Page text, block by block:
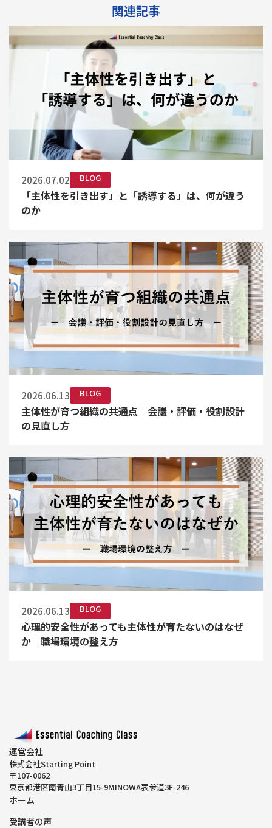
関連記事
2026.07.02 BLOG
「主体性を引き出す」と「誘導する」は、何が違う
のか
2026.06.13 BLOG
主体性が育つ組織の共通点｜会議・評価・役割設計
の見直し方
2026.06.13 BLOG
心理的安全性があっても主体性が育たないのはなぜ
か｜職場環境の整え方
運営会社
株式会社Starting Point
〒107-0062
東京都港区南青山3丁目15-9MINOWA表参道3F-246
ホーム
受講者の声